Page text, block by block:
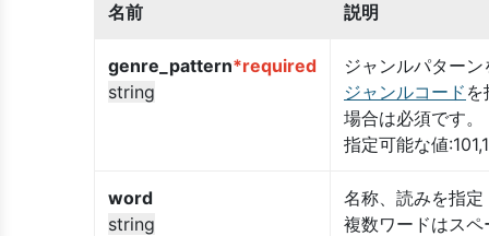
名前 説明
genre_pattern*required
string
ジャンルパターン
ジャンルコード
場合は必須です。
指定可能な値
word
string
名称、読みを指定
複数ワードはス